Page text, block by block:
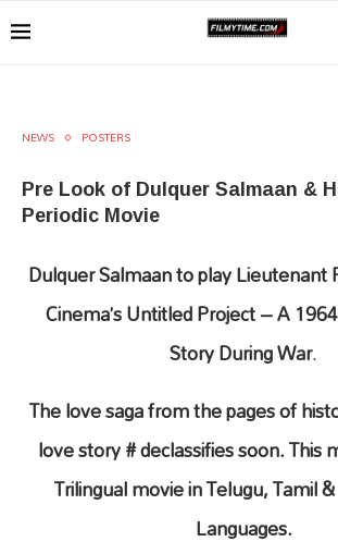
NEWS POSTERS
Pre Look of Dulquer Salmaan &
Periodic Movie
Dulquer Salmaan to play Lieutenant
Cinema’s Untitled Project – A
Story During War.
The love saga from the pages of
love story # declassifies soon. This
Trilingual movie in Telugu, Tamil
Languages.